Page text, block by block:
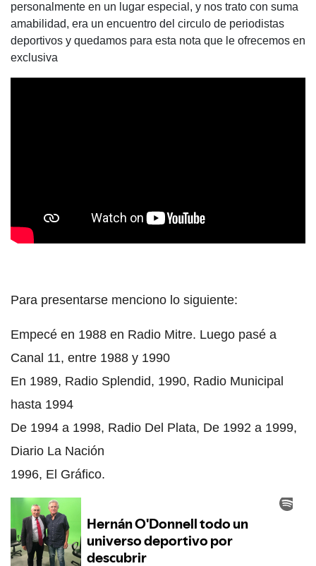
personalmente en un lugar especial, y nos trato con suma
amabilidad, era un encuentro del circulo de periodistas
deportivos y quedamos para esta nota que le ofrecemos en
exclusiva
Para presentarse menciono lo siguiente:
Empecé en 1988 en Radio Mitre. Luego pasé a
Canal 11, entre 1988 y 1990
En 1989, Radio Splendid, 1990, Radio Municipal
hasta 1994
De 1994 a 1998, Radio Del Plata, De 1992 a 1999,
Diario La Nación
1996, El Gráfico.